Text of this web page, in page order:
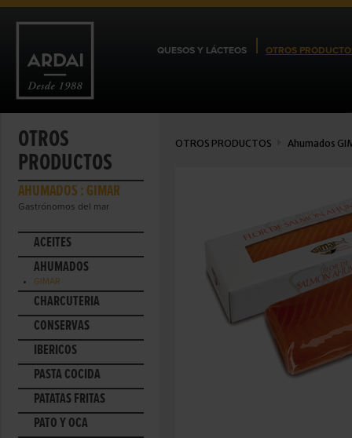
QUESOS Y LÁCTEOS OTROS
OTROS
PRODUCTOS
AHUMADOS : GIMAR
Gastrónomos del mar
ACEITES
AHUMADOS
GIMAR
CHARCUTERÍA
CONSERVAS
IBÉRICOS
PASTA COCIDA
PATATAS FRITAS
PATO Y OCA
OTROS PRODUCTOS Ahumados